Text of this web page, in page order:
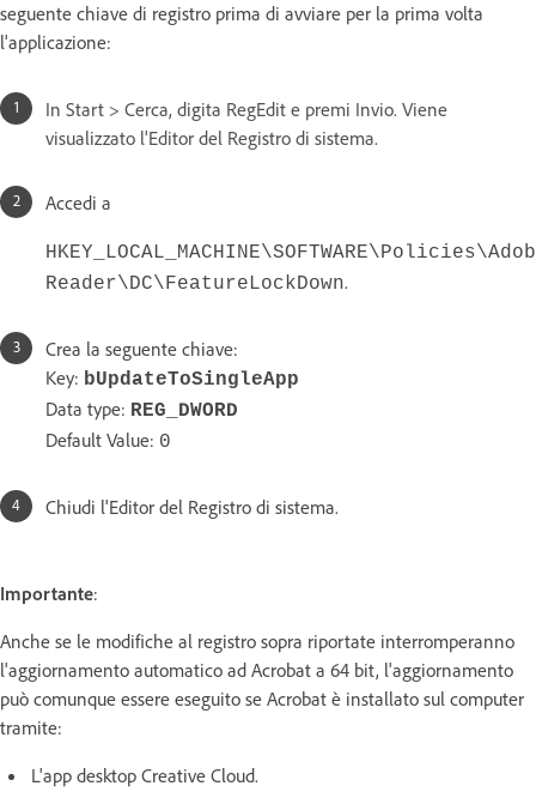
seguente chiave di registro prima di avviare per la prima volta
l'applicazione:
In Start > Cerca, digita RegEdit e premi Invio. Viene
visualizzato l'Editor del Registro di sistema.
Accedi a
Reader\DC\FeatureLockDown.
Crea la seguente chiave:
Key: bUpdateToSingleApp
Data type: REG_DWORD
Default Value: 0
Chiudi l'Editor del Registro di sistema.
Importante:
Anche se le modifiche al registro sopra riportate interromperanno
l'aggiornamento automatico ad Acrobat a 64 bit, l'aggiornamento
può comunque essere eseguito se Acrobat è installato sul computer
tramite:
L'app desktop Creative Cloud.